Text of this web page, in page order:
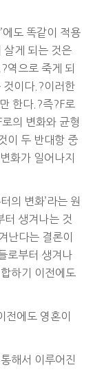
에도 똑같이 적용
살게 되는 것은
역으로 죽게 되
것이다.?이러한
한다.?즉?F로
의 변화와 균형
이 두 반대항 중
화가 일어나지
의 변화’라는 원
터 생겨나는 것
난다는 결론이
로부터 생겨나
하기 이전에도
에도 영혼이
해서 이루어진